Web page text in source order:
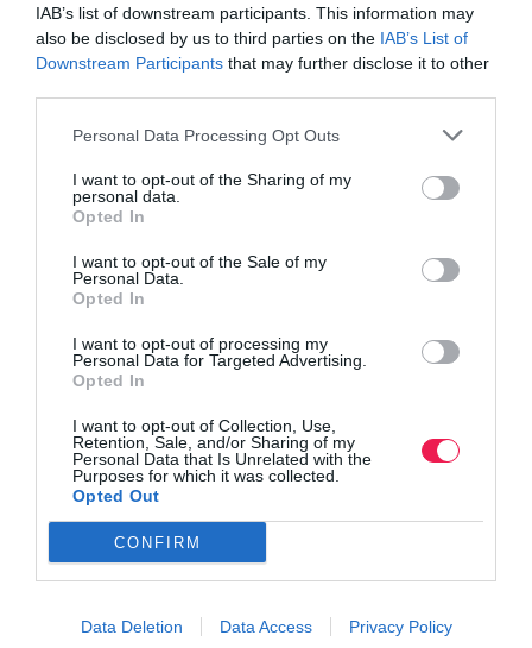
IAB’s list of downstream participants. This information may
also be disclosed by us to third parties on the IAB’s List of
Downstream Participants that may further disclose it to other
Personal Data Processing Opt Outs
I want to opt-out of the Sharing of my
personal data.
Opted In
I want to opt-out of the Sale of my
Personal Data.
Opted In
I want to opt-out of processing my
Personal Data for Targeted Advertising.
Opted In
I want to opt-out of Collection, Use,
Retention, Sale, and/or Sharing of my
Personal Data that Is Unrelated with the
Purposes for which it was collected.
Opted Out
CONFIRM
Data Deletion Data Access Privacy Policy
4th Aligkari Run
Δείτε τα αποτελέσματα